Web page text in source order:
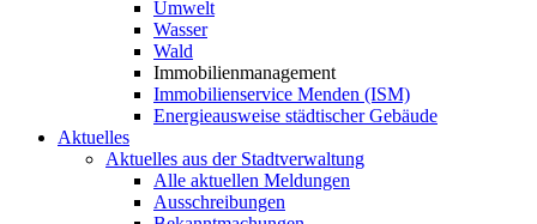
Umwelt
Wasser
Wald
Immobilienmanagement
Immobilienservice Menden (ISM)
Energieausweise städtischer Gebäude
Aktuelles
Aktuelles aus der Stadtverwaltung
Alle aktuellen Meldungen
Ausschreibungen